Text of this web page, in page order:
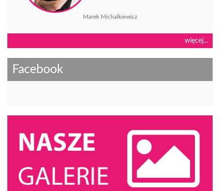
Marek Michalkiewicz
więcej...
Facebook